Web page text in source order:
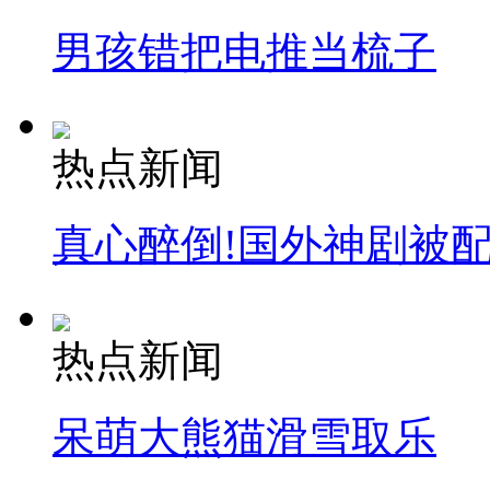
男孩错把电推当梳子
热点新闻
真心醉倒!国外神剧被
热点新闻
呆萌大熊猫滑雪取乐